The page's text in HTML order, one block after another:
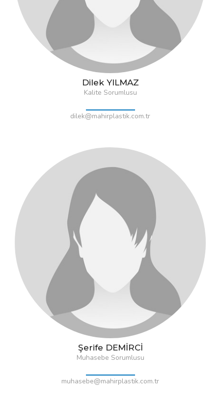
Dilek YILMAZ
Kalite Sorumlusu
dilek@mahirplastik.com.tr
Şerife DEMİRCİ
Muhasebe Sorumlusu
muhasebe@mahirplastik.com.tr